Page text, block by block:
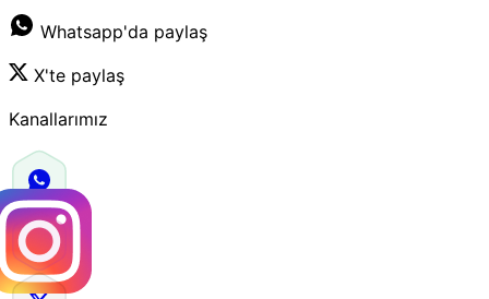
Whatsapp'da paylaş
X'te paylaş
Kanallarımız